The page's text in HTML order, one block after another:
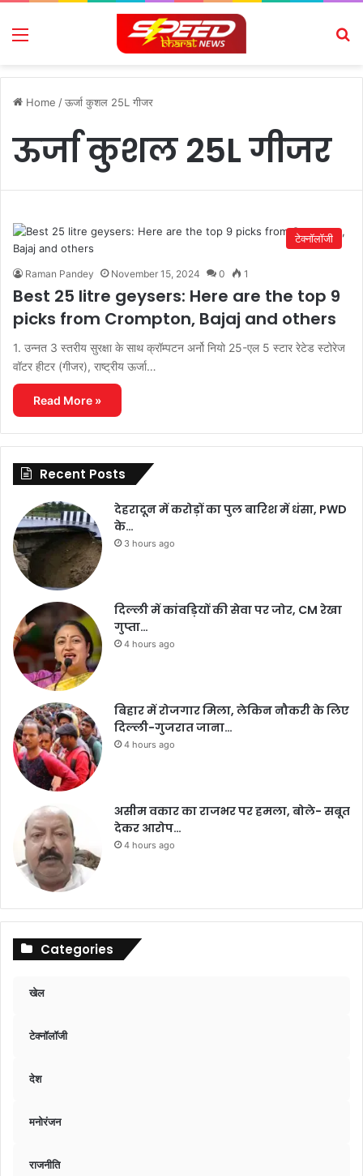
Menu
Home /ऊर्जा कुशल 25L गीजर
ऊर्जा कुशल 25L गीजर
टेक्नॉलॉजी
Raman Pandey November 15, 2024 0 1
Best 25 litre geysers: Here are the top 9
picks from Crompton, Bajaj and others
1. उन्नत 3 स्तरीय सुरक्षा के साथ क्रॉम्पटन अर्नो नियो 25-एल 5 स्टार रेटेड स्टोरेज
वॉटर हीटर (गीजर), राष्ट्रीय ऊर्जा…
Read More »
Recent Posts
देहरादून में करोड़ों का पुल बारिश में धंसा, PWD
के…
3 hours ago
दिल्ली में कांवड़ियों की सेवा पर जोर, CM रेखा
गुप्ता…
4 hours ago
बिहार में रोजगार मिला, लेकिन नौकरी के लिए
दिल्ली-गुजरात जाना…
4 hours ago
असीम वकार का राजभर पर हमला, बोले- सबूत
देकर आरोप…
4 hours ago
Categories
खेल
टेक्नॉलॉजी
देश
मनोरंजन
राजनीति